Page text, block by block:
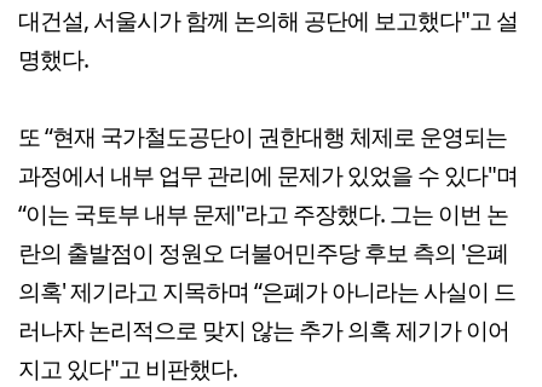
대건설, 서울시가 함께 논의해 공단에 보고했다"고 설
명했다.
또 “현재 국가철도공단이 권한대행 체제로 운영되는
과정에서 내부 업무 관리에 문제가 있었을 수 있다"며
“이는 국토부 내부 문제"라고 주장했다. 그는 이번 논
란의 출발점이 정원오 더불어민주당 후보 측의 '은폐
의혹' 제기라고 지목하며 “은폐가 아니라는 사실이 드
러나자 논리적으로 맞지 않는 추가 의혹 제기가 이어
지고 있다"고 비판했다.